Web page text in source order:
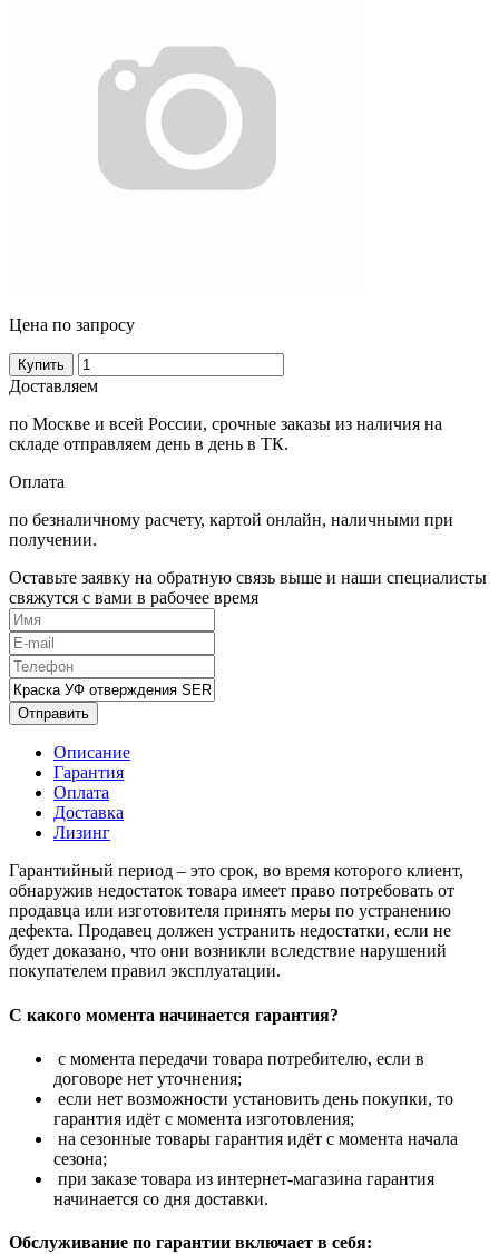
Цена по запросу
Купить
Доставляем
по Москве и всей России, срочные заказы из наличия на
складе отправляем день в день в ТК.
Оплата
по безналичному расчету, картой онлайн, наличными при
получении.
Оставьте заявку на обратную связь выше и наши специалисты
свяжутся с вами в рабочее время
Отправить
Описание
Гарантия
Оплата
Доставка
Лизинг
Гарантийный период – это срок, во время которого клиент,
обнаружив недостаток товара имеет право потребовать от
продавца или изготовителя принять меры по устранению
дефекта. Продавец должен устранить недостатки, если не
будет доказано, что они возникли вследствие нарушений
покупателем правил эксплуатации.
С какого момента начинается гарантия?
с момента передачи товара потребителю, если в
договоре нет уточнения;
если нет возможности установить день покупки, то
гарантия идёт с момента изготовления;
на сезонные товары гарантия идёт с момента начала
сезона;
при заказе товара из интернет-магазина гарантия
начинается со дня доставки.
Обслуживание по гарантии включает в себя: